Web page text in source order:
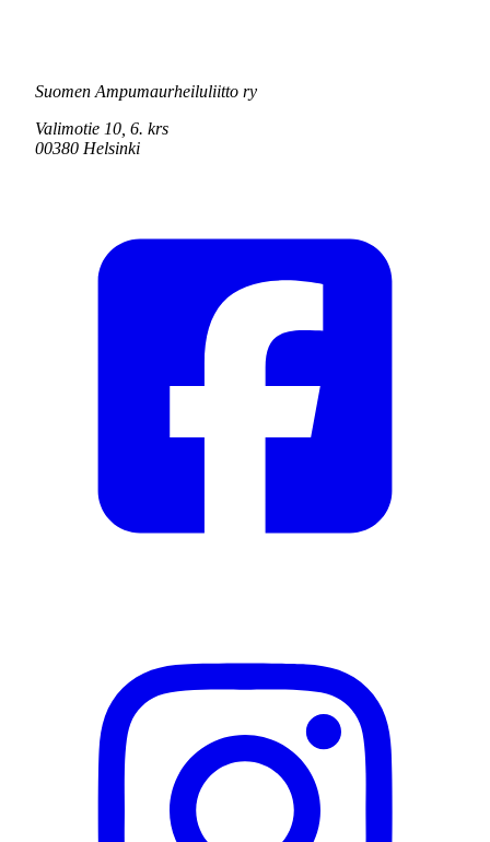
Suomen Ampumaurheiluliitto ry
Valimotie 10, 6. krs
00380 Helsinki